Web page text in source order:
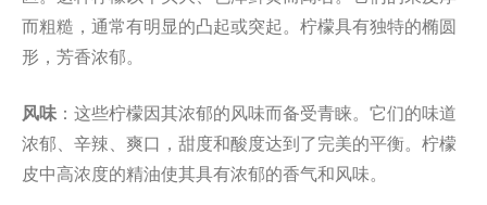
而粗糙，通常有明显的凸起或突起。柠檬具有独特的椭圆
形，芳香浓郁。
风味 ：这些柠檬因其浓郁的风味而备受青睐。它们的味道
浓郁、辛辣、爽口，甜度和酸度达到了完美的平衡。柠檬
皮中高浓度的精油使其具有浓郁的香气和风味。